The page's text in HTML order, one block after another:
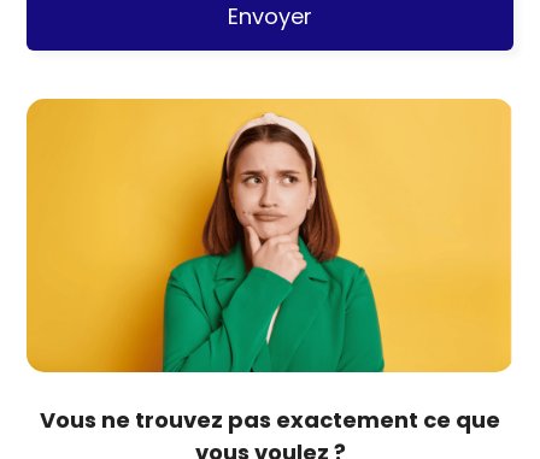
Envoyer
Vous ne trouvez pas exactement ce que
vous voulez ?